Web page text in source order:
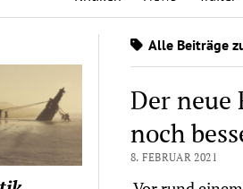
Alle Beiträge
Der neue
noch
8. FEBRUAR 2021